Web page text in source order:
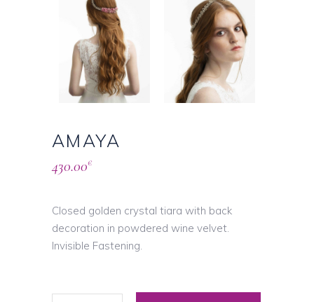
AMAYA
430.00€
Closed golden crystal tiara with back
decoration in powdered wine velvet.
Invisible Fastening.